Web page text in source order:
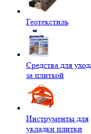
Геотекстиль
Средства для
за плиткой
Инструменты для
укладки плитки